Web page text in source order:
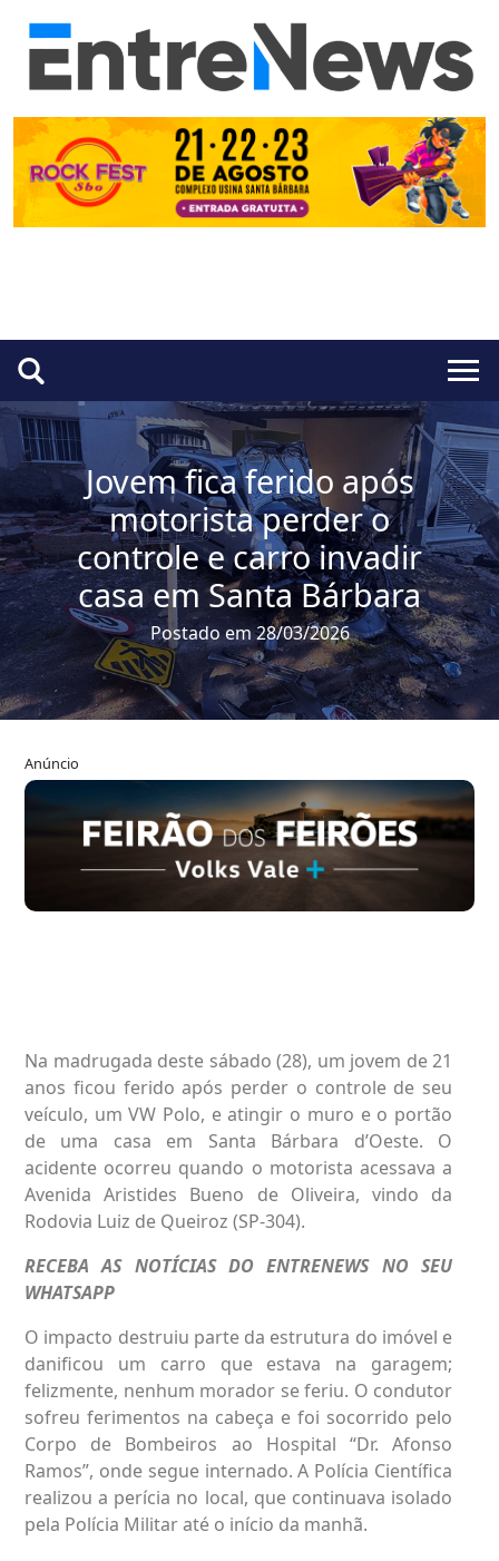
Jovem fica ferido após
motorista perder o
controle e carro invadir
casa em Santa Bárbara
Postado em 28/03/2026
Anúncio
Na madrugada deste sábado (28), um jovem de 21
anos ficou ferido após perder o controle de seu
veículo, um VW Polo, e atingir o muro e o portão
de uma casa em Santa Bárbara d’Oeste. O
acidente ocorreu quando o motorista acessava a
Avenida Aristides Bueno de Oliveira, vindo da
Rodovia Luiz de Queiroz (SP-304).
RECEBA AS NOTÍCIAS DO ENTRENEWS NO SEU
WHATSAPP
O impacto destruiu parte da estrutura do imóvel e
danificou um carro que estava na garagem;
felizmente, nenhum morador se feriu. O condutor
sofreu ferimentos na cabeça e foi socorrido pelo
Corpo de Bombeiros ao Hospital “Dr. Afonso
Ramos”, onde segue internado. A Polícia Científica
realizou a perícia no local, que continuava isolado
pela Polícia Militar até o início da manhã.